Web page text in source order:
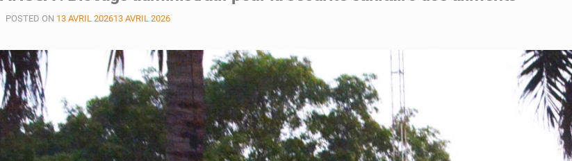
POSTED ON 13 AVRIL 202613 AVRIL 2026